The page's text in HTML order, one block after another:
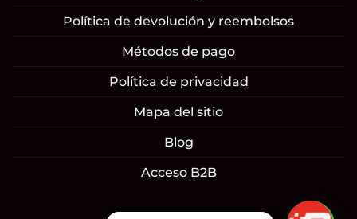
Política de devolución y reembolsos
Métodos de pago
Política de privacidad
Mapa del sitio
Blog
Acceso B2B